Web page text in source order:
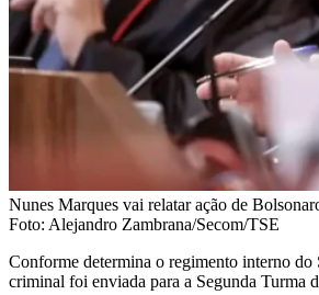
Nunes Marques vai relatar ação de
Foto: Alejandro Zambrana/Secom/TSE
Conforme determina o regimento interno do
criminal foi enviada para a Segunda Turma